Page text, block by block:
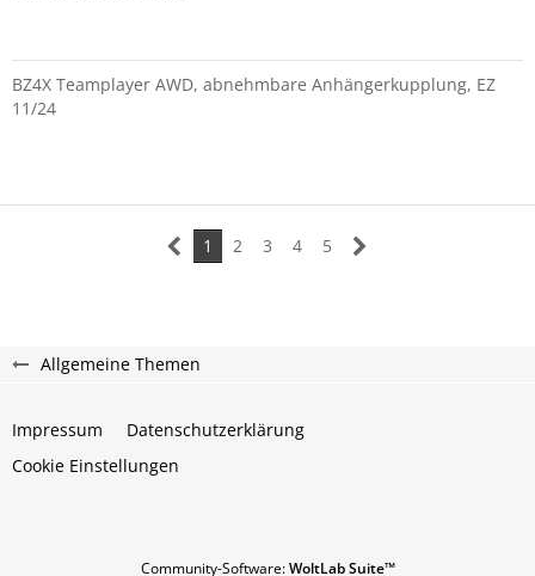
BZ4X Teamplayer AWD, abnehmbare Anhängerkupplung, EZ
11/24
1 2 3 4 5
Allgemeine Themen
Impressum
Datenschutzerklärung
Cookie Einstellungen
Community-Software:WoltLab Suite™